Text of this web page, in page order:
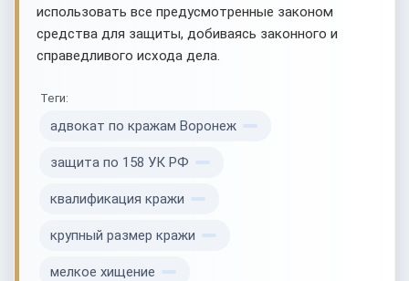
использовать все предусмотренные законом
средства для защиты, добиваясь законного и
справедливого исхода дела.
Теги:
адвокат по кражам Воронеж
защита по 158 УК РФ
квалификация кражи
крупный размер кражи
мелкое хищение